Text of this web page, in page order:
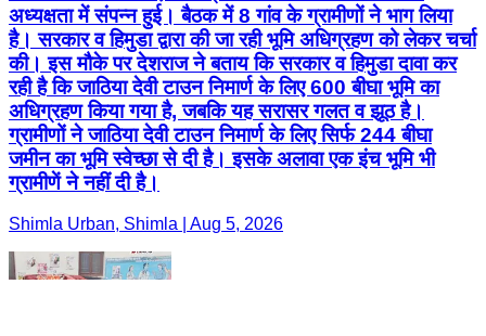
अध्यक्षता में संपन्न हुई। बैठक में 8 गांव के ग्रामीणों ने भाग लिया
है। सरकार व हिमुडा द्वारा की जा रही भूमि अधिग्रहण को लेकर चर्चा
की। इस मौके पर देशराज ने बताय कि सरकार व हिमुडा दावा कर
रही है कि जाठिया देवी टाउन निमार्ण के लिए 600 बीघा भूमि का
अधिग्रहण किया गया है, जबकि यह सरासर गलत व झूठ है।
ग्रामीणों ने जाठिया देवी टाउन निमार्ण के लिए सिर्फ 244 बीघा
जमीन का भूमि स्वेच्छा से दी है। इसके अलावा एक इंच भूमि भी
ग्रामीणें ने नहीं दी है।
Shimla Urban, Shimla | Aug 5, 2026